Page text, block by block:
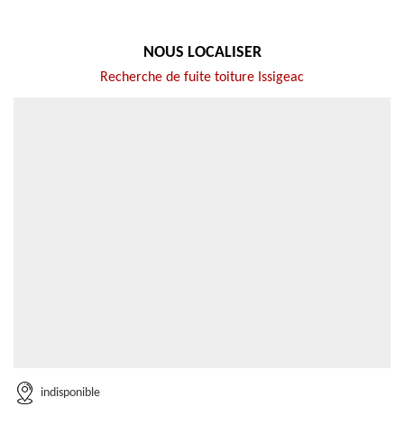
NOUS LOCALISER
Recherche de fuite toiture Issigeac
indisponible